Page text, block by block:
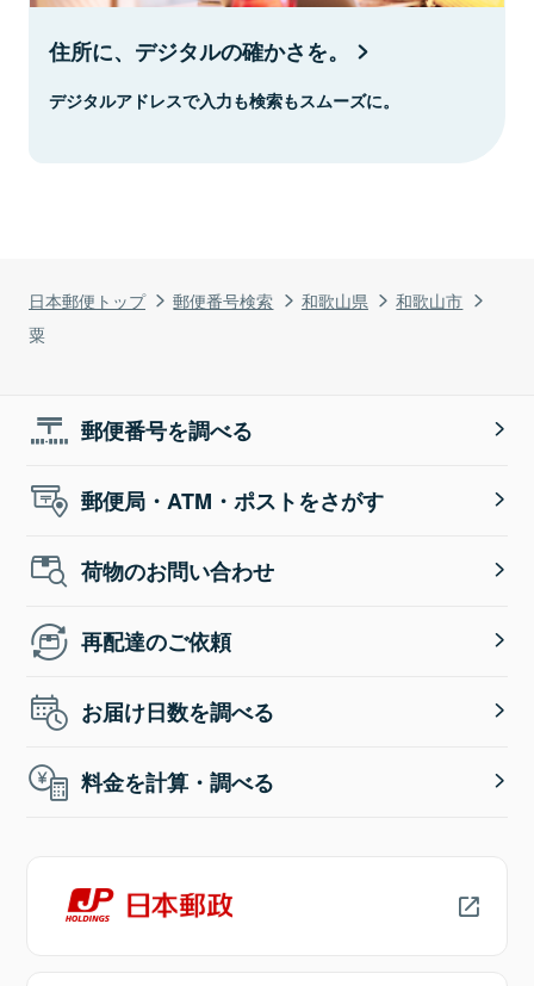
日本郵便トップ 郵便番号検索 和歌山県
和歌山市
粟
住所に、デジタルの確かさを。
デジタルアドレスで入力も検索もスムーズに。
郵便番号を調べる
郵便局・ATM・ポストをさがす
荷物のお問い合わせ
再配達のご依頼
お届け日数を調べる
料金を計算・調べる